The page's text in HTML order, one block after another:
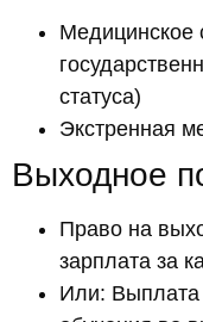
Медицинское
статуса)
Экстренная
Выходное
Право на
зарплата за
Или: